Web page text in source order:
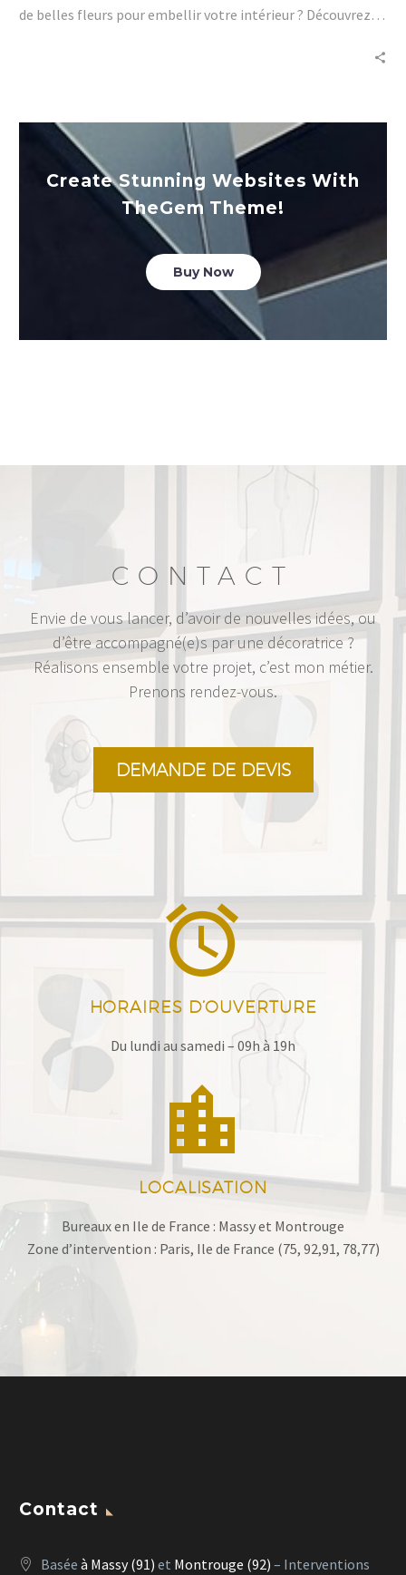
de belles fleurs pour embellir votre intérieur ? Découvrez ici
Create Stunning Websites With
TheGem Theme!
Buy Now
CONTACT
Envie de vous lancer, d’avoir de nouvelles idées, ou
d’être accompagné(e)s par une décoratrice ?
Réalisons ensemble votre projet, c’est mon métier.
Prenons rendez-vous.
DEMANDE DE DEVIS


HORAIRES D’OUVERTURE
Du lundi au samedi – 09h à 19h


LOCALISATION
Bureaux en Ile de France : Massy et Montrouge
Zone d’intervention : Paris, Ile de France (75, 92,91, 78,77)
Contact
Basée à Massy (91) et Montrouge (92) – Interventions